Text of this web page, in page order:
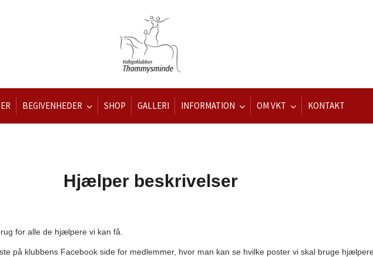
BEGIVENHEDER SHOP GALLERI INFORMATION OM VKT KONTAKT
Hjælper beskrivelser
for alle de hjælpere vi kan få.
på klubbens Facebook side for medlemmer, hvor man kan se hvilke poster vi skal bruge